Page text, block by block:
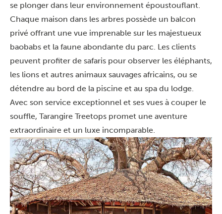
se plonger dans leur environnement époustouflant.
Chaque maison dans les arbres possède un balcon
privé offrant une vue imprenable sur les majestueux
baobabs et la faune abondante du parc. Les clients
peuvent profiter de safaris pour observer les éléphants,
les lions et autres animaux sauvages africains, ou se
détendre au bord de la piscine et au spa du lodge.
Avec son service exceptionnel et ses vues à couper le
souffle, Tarangire Treetops promet une aventure
extraordinaire et un luxe incomparable.